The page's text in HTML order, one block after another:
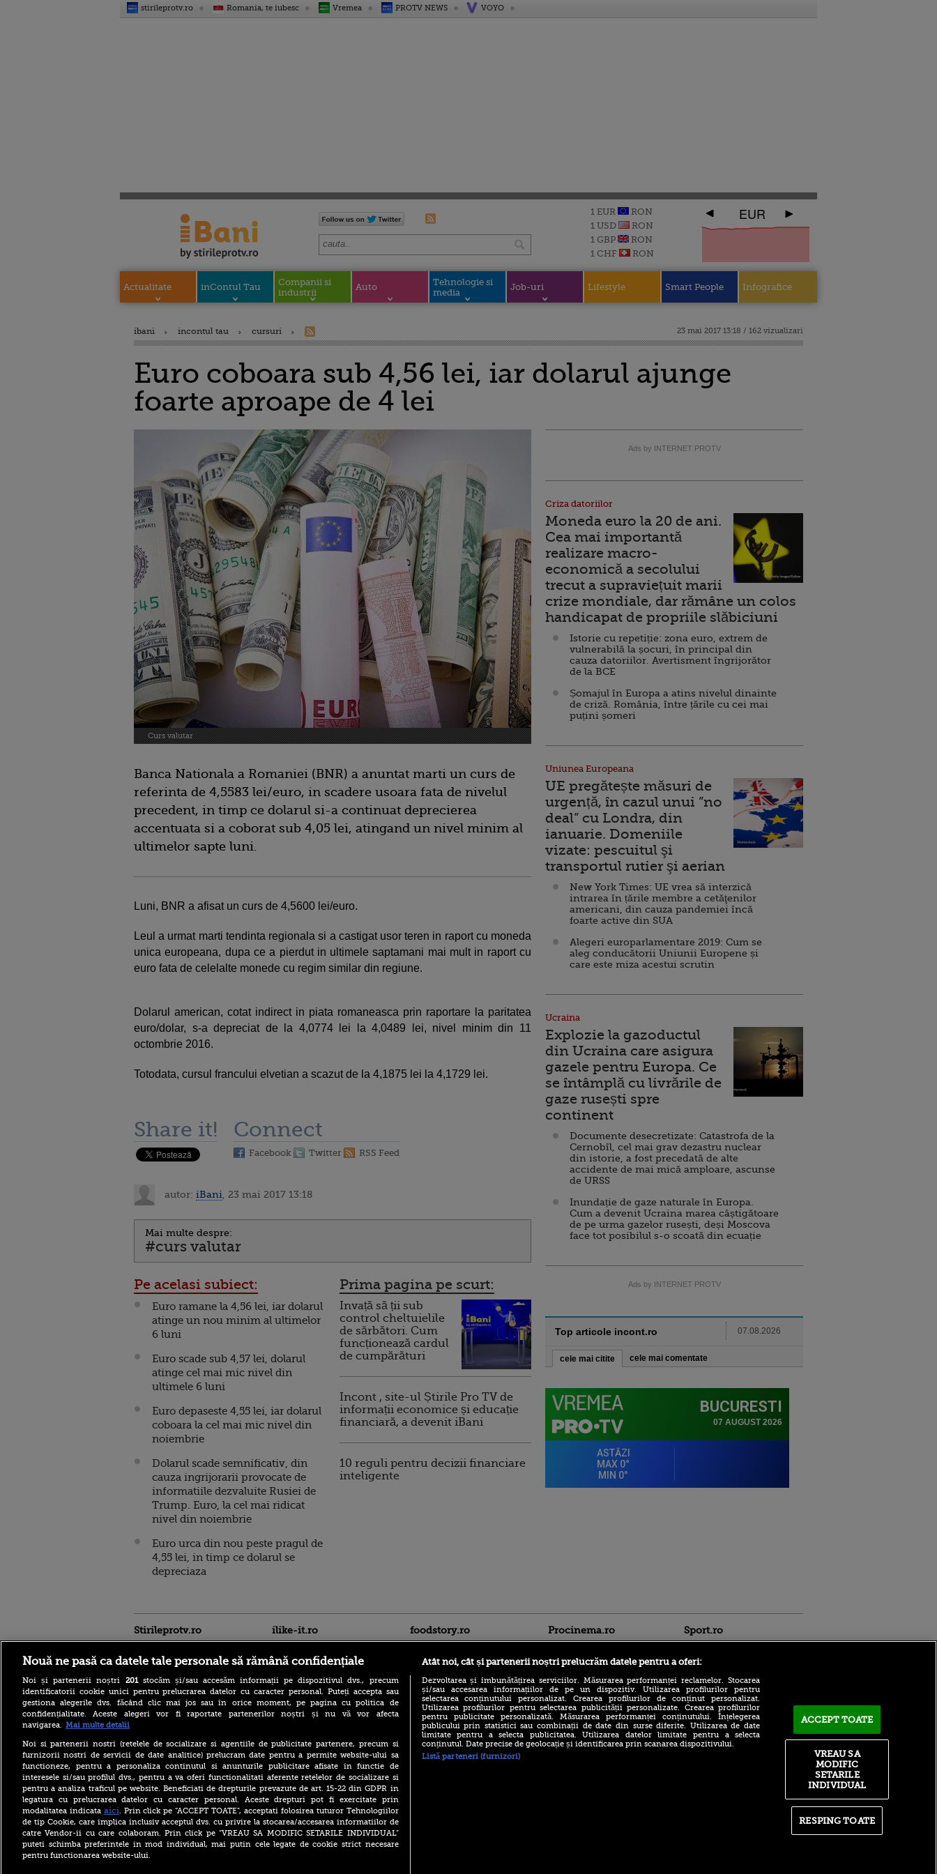
stirileprotv.ro Romania, te iubesc Vremea PROTV NEWS VOYO
1 EUR
RON
1 USD
RON
1 GBP
RON
1 CHF
RON
EUR
Actualitate inContul Tau
Companii si
industrii
Auto
Tehnologie si
media
Job-uri Lifestyle Smart People Infografice
ibani incontul tau cursuri 23 mai 2017 13:18 / 162 vizualizari
Euro coboara sub 4,56 lei, iar dolarul ajunge
foarte aproape de 4 lei
Curs valutar
Banca Nationala a Romaniei (BNR) a anuntat marti un curs de
referinta de 4,5583 lei/euro, in scadere usoara fata de nivelul
precedent, in timp ce dolarul si-a continuat deprecierea
accentuata si a coborat sub 4,05 lei, atingand un nivel minim al
ultimelor sapte luni.
Luni, BNR a afisat un curs de 4,5600 lei/euro.
Leul a urmat marti tendinta regionala si a castigat usor teren in raport cu moneda
unica europeana, dupa ce a pierdut in ultimele saptamani mai mult in raport cu
euro fata de celelalte monede cu regim similar din regiune.
Dolarul american, cotat indirect in piata romaneasca prin raportare la paritatea
euro/dolar, s-a depreciat de la 4,0774 lei la 4,0489 lei, nivel minim din 11
octombrie 2016.
Totodata, cursul francului elvetian a scazut de la 4,1875 lei la 4,1729 lei.
Share it! Connect
Facebook Twitter RSS Feed
autor: iBani , 23 mai 2017 13:18
Mai multe despre:
#curs valutar
Pe acelasi subiect:
Euro ramane la 4,56 lei, iar dolarul
atinge un nou minim al ultimelor
6 luni
Euro scade sub 4,57 lei, dolarul
atinge cel mai mic nivel din
ultimele 6 luni
Euro depaseste 4,55 lei, iar dolarul
coboara la cel mai mic nivel din
noiembrie
Dolarul scade semnificativ, din
cauza ingrijorarii provocate de
informatiile dezvaluite Rusiei de
Trump. Euro, la cel mai ridicat
nivel din noiembrie
Euro urca din nou peste pragul de
4,55 lei, in timp ce dolarul se
depreciaza
Prima pagina pe scurt:
Invață să ții sub
control cheltuielile
de sărbători. Cum
funcționează cardul
de cumpărături
Incont , site-ul Știrile Pro TV de
informații economice și educație
financiară, a devenit iBani
10 reguli pentru decizii financiare
inteligente
Ads by INTERNET PROTV
Criza datoriilor
Moneda euro la 20 de ani.
Cea mai importantă
realizare macro-
economică a secolului
trecut a supraviețuit marii
crize mondiale, dar rămâne un colos
handicapat de propriile slăbiciuni
Istorie cu repetiție: zona euro, extrem de
vulnerabilă la șocuri, în principal din
cauza datoriilor. Avertisment îngrijorător
de la BCE
Șomajul în Europa a atins nivelul dinainte
de criză. România, între țările cu cei mai
puțini șomeri
Uniunea Europeana
UE pregătește măsuri de
urgență, în cazul unui ”no
deal” cu Londra, din
ianuarie. Domeniile
vizate: pescuitul şi
transportul rutier şi aerian
New York Times: UE vrea să interzică
intrarea în țările membre a cetăţenilor
americani, din cauza pandemiei încă
foarte active din SUA
Alegeri europarlamentare 2019: Cum se
aleg conducătorii Uniunii Europene și
care este miza acestui scrutin
Ucraina
Explozie la gazoductul
din Ucraina care asigura
gazele pentru Europa. Ce
se întâmplă cu livrările de
gaze rusești spre
continent
Documente desecretizate: Catastrofa de la
Cernobîl, cel mai grav dezastru nuclear
din istorie, a fost precedată de alte
accidente de mai mică amploare, ascunse
de URSS
Inundație de gaze naturale în Europa.
Cum a devenit Ucraina marea câștigătoare
de pe urma gazelor rusești, deși Moscova
face tot posibilul s-o scoată din ecuație
Ads by INTERNET PROTV
Top articole incont.ro 07.08.2026
cele mai citite cele mai comentate
Stirileprotv.ro
maşini au fost avariate, iar
traficul rutier a fost închis în
zonă
Meta a fost amendată cu
alte 567 de milioane de
dolari în SUA. Compania a
fost descrisă ca o „pacoste
publică"
Un sirian condamnat în
România pentru tentativă de
omor trăia în Anglia din
ilike-it.ro foodstory.ro
(P) Descoperă Lumea
Evenimentelor din România
cu Transilvania Events!
Procinema.ro
Emoții intense pentru
Sebastian Stan! Iubita lui,
Sport.ro
ACUM: UTA - Rapid 0-0, pe
Sport.ro | A început etapa #4
din Superliga
Nouă ne pasă ca datele tale personale să rămână confidențiale
Noi și partenerii noștri 201stocăm și/sau accesăm informații pe dispozitivul dvs., precum
identificatorii cookie unici pentru prelucrarea datelor cu caracter personal. Puteți accepta sau
gestiona alegerile dvs. făcând clic mai jos sau în orice moment, pe pagina cu politica de
confidențialitate. Aceste alegeri vor fi raportate partenerilor noștri și nu vă vor afecta
navigarea. Mai multe detalii
Noi si partenerii nostri (retelele de socializare si agentiile de publicitate partenere, precum si
furnizorii nostri de servicii de date analitice) prelucram date pentru a permite website-ului sa
functioneze, pentru a personaliza continutul si anunturile publicitare afisate in functie de
interesele si/sau profilul dvs., pentru a va oferi functionalitati aferente retelelor de socializare si
pentru a analiza traficul pe website. Beneficiati de drepturile prevazute de art. 15-22 din GDPR in
legatura cu prelucrarea datelor cu caracter personal. Aceste drepturi pot fi exercitate prin
modalitatea indicata aici. Prin click pe “ACCEPT TOATE”, acceptati folosirea tuturor Tehnologiilor
de tip Cookie, care implica inclusiv acceptul dvs. cu privire la stocarea/accesarea informatiilor de
catre Vendor-ii cu care colaboram. Prin click pe “VREAU SA MODIFIC SETARILE INDIVIDUAL”
puteti schimba preferintele in mod individual, mai putin cele legate de cookie strict necesare
pentru functionarea website-ului.
Atât noi, cât și partenerii noștri prelucrăm datele pentru a oferi:
Dezvoltarea și îmbunătățirea serviciilor. Măsurarea performanței reclamelor. Stocarea
și/sau accesarea informațiilor de pe un dispozitiv. Utilizarea profilurilor pentru
selectarea conținutului personalizat. Crearea profilurilor de conținut personalizat.
Utilizarea profilurilor pentru selectarea publicității personalizate. Crearea profilurilor
pentru publicitate personalizată. Măsurarea performanței conținutului. Înțelegerea
publicului prin statistici sau combinații de date din surse diferite. Utilizarea de date
limitate pentru a selecta publicitatea. Utilizarea datelor limitate pentru a selecta
conținutul. Date precise de geolocație și identificarea prin scanarea dispozitivului.
Listă parteneri (furnizori)
ACCEPT TOATE
RESPING TOATE
VREAU SA
MODIFIC
SETARILE
INDIVIDUAL